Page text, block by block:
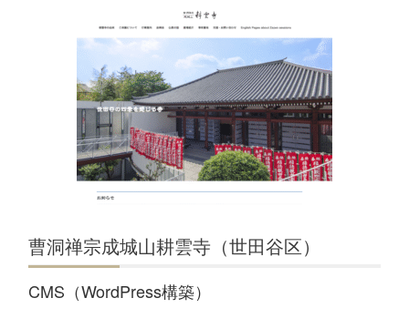
曹洞禅宗成城山耕雲寺（世田谷区）
CMS（WordPress構築）